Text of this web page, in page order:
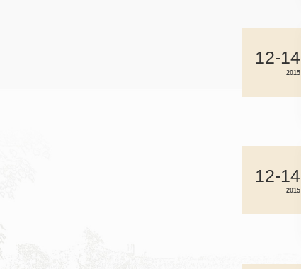
12-14
2015
12-14
2015